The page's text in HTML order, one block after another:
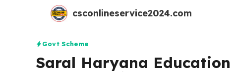
csconlineservice2024.com
Govt Scheme
Saral Haryana Education